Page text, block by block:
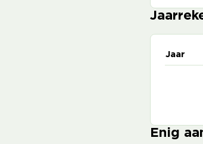
Jaar
Enig